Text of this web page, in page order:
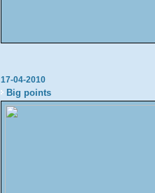
17-04-2010
Big points